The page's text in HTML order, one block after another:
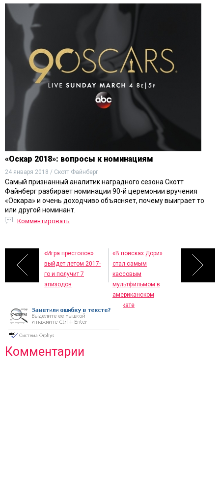
«Оскар 2018»: вопросы к номинациям
24 января 2018 / Скотт Файнберг
Самый признанный аналитик наградного сезона Скотт
Файнберг разбирает номинации 90-й церемонии вручения
«Оскара» и очень доходчиво объясняет, почему выиграет то
или другой номинант.
Комментировать
«Игра престолов»
выйдет летом 2017-
го и получит 7
эпизодов
«В поисках Дори»
стал самым
кассовым
мультфильмом в
американском
прокате
Комментарии